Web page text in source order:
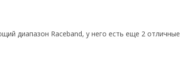
диапазон Raceband, у него есть еще 2 отличные